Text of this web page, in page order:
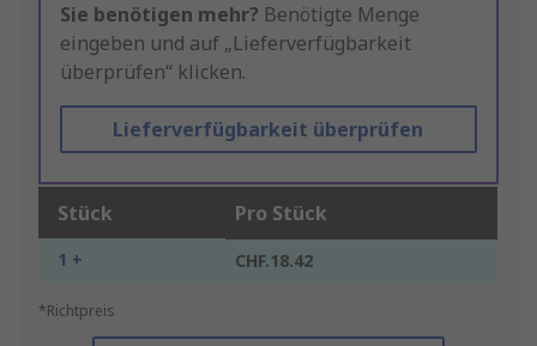
Sie benötigen mehr? Benötigte Menge
eingeben und auf „Lieferverfügbarkeit
überprüfen“ klicken.
Lieferverfügbarkeit überprüfen
Stück Pro Stück
1 + CHF.18.42
*Richtpreis